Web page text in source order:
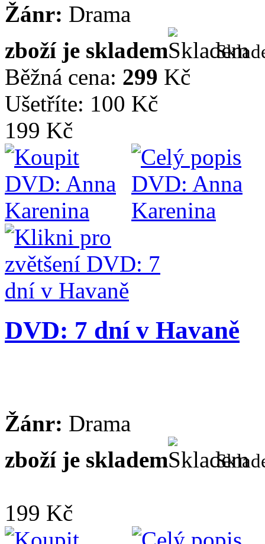
Žánr: Drama
zboží je skladem
Běžná cena: 299 Kč
Ušetříte: 100 Kč
199 Kč
DVD: 7 dní v Havaně
Žánr: Drama
zboží je skladem
199 Kč